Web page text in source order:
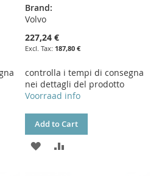
Brand:
Volvo
227,24 €
187,80 €
controlla i tempi di consegna
nei dettagli del prodotto
Voorraad info
Add to Cart
ADD